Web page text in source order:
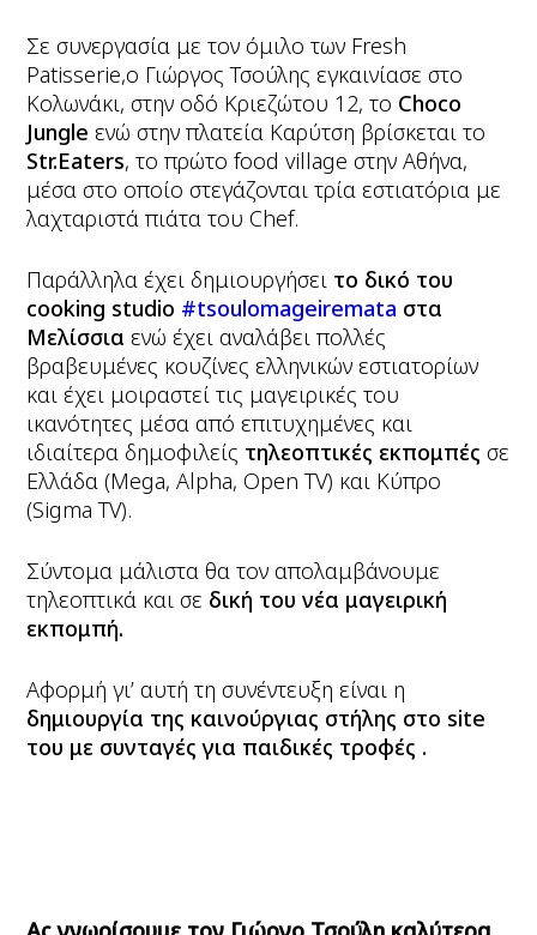
Σε συνεργασία με τον όμιλο των Fresh
Patisserie,ο Γιώργος Τσούλης εγκαινίασε στο
Κολωνάκι, στην οδό Κριεζώτου 12, το Choco
Jungle ενώ στην πλατεία Καρύτση βρίσκεται το
Str.Eaters, το πρώτο food village στην Αθήνα,
μέσα στο οποίο στεγάζονται τρία εστιατόρια με
λαχταριστά πιάτα του Chef.
Παράλληλα έχει δημιουργήσει το δικό του
cooking studio #tsoulomageiremata στα
Μελίσσια ενώ έχει αναλάβει πολλές
βραβευμένες κουζίνες ελληνικών εστιατορίων
και έχει μοιραστεί τις μαγειρικές του
ικανότητες μέσα από επιτυχημένες και
ιδιαίτερα δημοφιλείς τηλεοπτικές εκπομπές σε
Ελλάδα (Mega, Alpha, Open TV) και Κύπρο
(Sigma TV).
Σύντομα μάλιστα θα τον απολαμβάνουμε
τηλεοπτικά και σε δική του νέα μαγειρική
εκπομπή.
Αφορμή γι’ αυτή τη συνέντευξη είναι η
δημιουργία της καινούργιας στήλης στο site
του με συνταγές για παιδικές τροφές .